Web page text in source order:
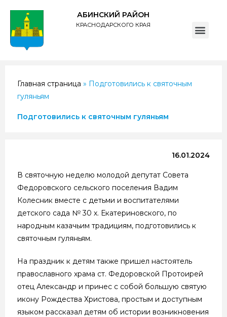
АБИНСКИЙ РАЙОН
КРАСНОДАРСКОГО КРАЯ
Главная страница » Подготовились к святочным
гуляньям
Подготовились к святочным гуляньям
16.01.2024
В святочную неделю молодой депутат Совета
Федоровского сельского поселения Вадим
Колесник вместе с детьми и воспитателями
детского сада № 30 х. Екатериновского, по
народным казачьим традициям, подготовились к
святочным гуляньям.
На праздник к детям также пришел настоятель
православного храма ст. Федоровской Протоирей
отец Александр и принес с собой большую святую
икону Рождества Христова, простым и доступным
языком рассказал детям об истории возникновения